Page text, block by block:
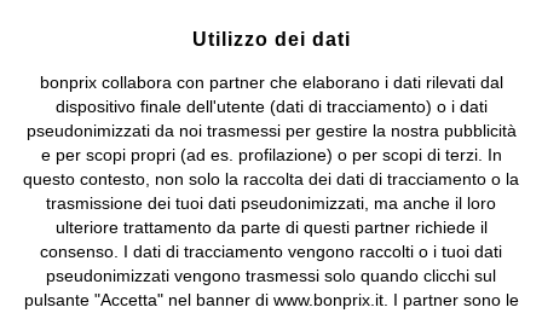
Utilizzo dei dati
bonprix collabora con partner che elaborano i dati rilevati dal
dispositivo finale dell'utente (dati di tracciamento) o i dati
pseudonimizzati da noi trasmessi per gestire la nostra pubblicità
e per scopi propri (ad es. profilazione) o per scopi di terzi. In
questo contesto, non solo la raccolta dei dati di tracciamento o la
trasmissione dei tuoi dati pseudonimizzati, ma anche il loro
ulteriore trattamento da parte di questi partner richiede il
consenso. I dati di tracciamento vengono raccolti o i tuoi dati
pseudonimizzati vengono trasmessi solo quando clicchi sul
pulsante "Accetta" nel banner di www.bonprix.it. I partner sono le